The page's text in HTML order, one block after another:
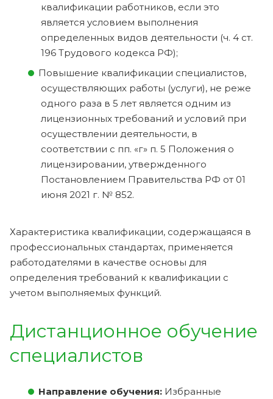
квалификации работников, если это
является условием выполнения
определенных видов деятельности (ч. 4 ст.
196 Трудового кодекса РФ);
Повышение квалификации специалистов,
осуществляющих работы (услуги), не реже
одного раза в 5 лет является одним из
лицензионных требований и условий при
осуществлении деятельности, в
соответствии с пп. «г» п. 5 Положения о
лицензировании, утвержденного
Постановлением Правительства РФ от 01
июня 2021 г. № 852.
Характеристика квалификации, содержащаяся в
профессиональных стандартах, применяется
работодателями в качестве основы для
определения требований к квалификации с
учетом выполняемых функций.
Дистанционное обучение
специалистов
Направление обучения: Избранные